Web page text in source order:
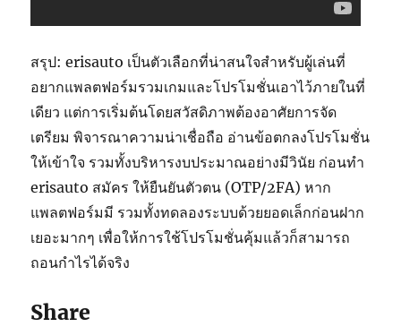
สรุป: erisauto เป็นตัวเลือกที่น่าสนใจสำหรับผู้เล่นที่
อยากแพลตฟอร์มรวมเกมและโปรโมชั่นเอาไว้ภายในที่
เดียว แต่การเริ่มต้นโดยสวัสดิภาพต้องอาศัยการจัด
เตรียม พิจารณาความน่าเชื่อถือ อ่านข้อตกลงโปรโมชั่น
ให้เข้าใจ รวมทั้งบริหารงบประมาณอย่างมีวินัย ก่อนทำ
erisauto สมัคร ให้ยืนยันตัวตน (OTP/2FA) หาก
แพลตฟอร์มมี รวมทั้งทดลองระบบด้วยยอดเล็กก่อนฝาก
เยอะมากๆ เพื่อให้การใช้โปรโมชั่นคุ้มแล้วก็สามารถ
ถอนกำไรได้จริง
Share